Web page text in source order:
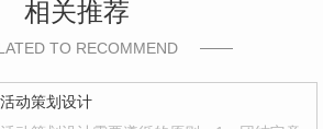
相关推荐
TO RECOMMEND
动策划设计